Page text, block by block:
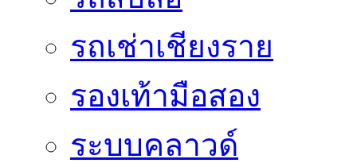
รถเช่าเชียงราย
รองเท้ามือสอง
ระบบคลาวด์